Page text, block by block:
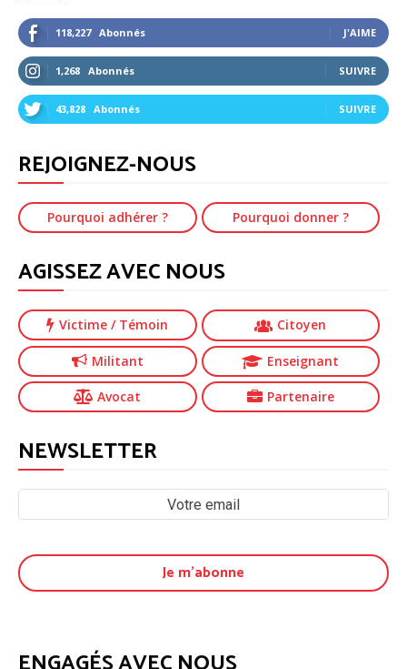
118,227 Abonnés J'AIME
1,268 Abonnés SUIVRE
43,828 Abonnés SUIVRE
REJOIGNEZ-NOUS
Pourquoi adhérer ? Pourquoi donner ?
AGISSEZ AVEC NOUS
Victime/ Témoin Citoyen
Militant Enseignant
Avocat Partenaire
NEWSLETTER